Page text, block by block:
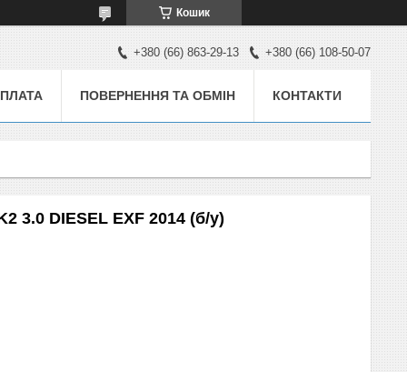
Кошик
+380 (66) 863-29-13 +380 (66) 108-50-07
ПОВЕРНЕННЯ ТА ОБМІН КОНТАКТИ
3.0 DIESEL EXF 2014 (б/у)